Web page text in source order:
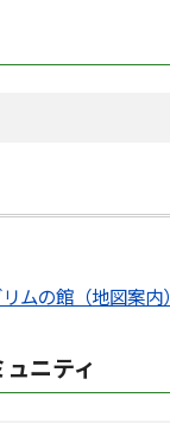
ムの館（地図案内）
ニティ